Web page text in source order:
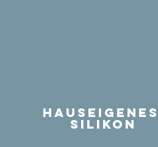
Hauseigenes
Silikon